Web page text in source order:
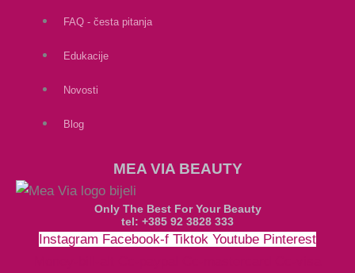
FAQ - česta pitanja
Edukacije
Novosti
Blog
MEA VIA BEAUTY
Only The Best For Your Beauty
tel: +385 92 3828 333
Instagram Facebook-f Tiktok Youtube Pinterest